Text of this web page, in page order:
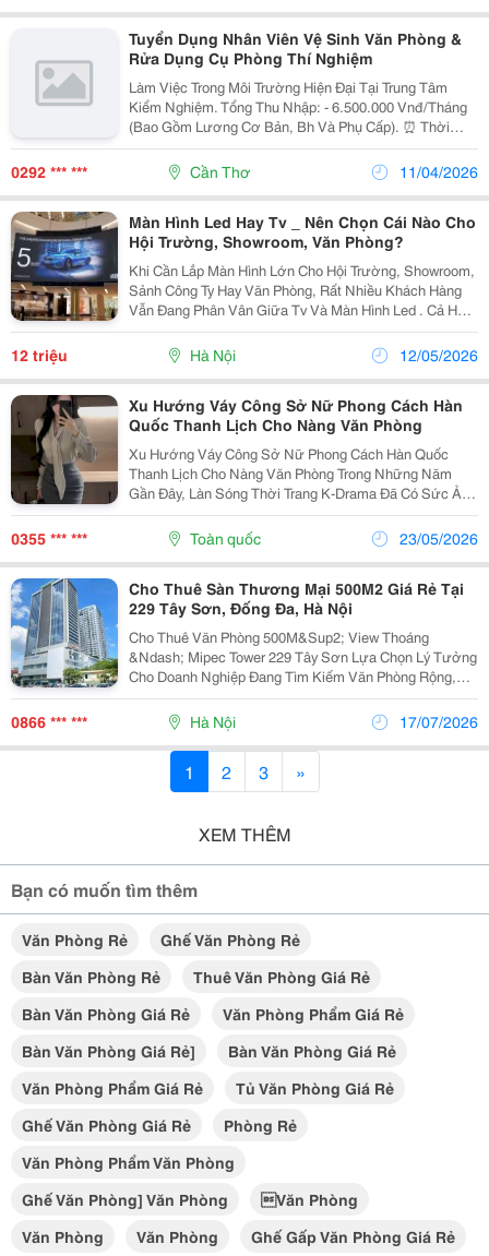
Tuyển Dụng Nhân Viên Vệ Sinh Văn Phòng &
Rửa Dụng Cụ Phòng Thí Nghiệm
Làm Việc Trong Môi Trường Hiện Đại Tại Trung Tâm
Kiểm Nghiệm. Tổng Thu Nhập: - 6.500.000 Vnđ/Tháng
(Bao Gồm Lương Cơ Bản, Bh Và Phụ Cấp). ⏰ Thời
Gian: - Thứ 2 &Ndash; Thứ 6 (7H30 &Ndash; 17H00). -
Thứ 7 (7H30 &Ndash; 11H30). - Nghỉ Cn Và...
0292 *** *** Cần Thơ 11/04/2026
Màn Hình Led Hay Tv _ Nên Chọn Cái Nào Cho
Hội Trường, Showroom, Văn Phòng?
Khi Cần Lắp Màn Hình Lớn Cho Hội Trường, Showroom,
Sảnh Công Ty Hay Văn Phòng, Rất Nhiều Khách Hàng
Vẫn Đang Phân Vân Giữa Tv Và Màn Hình Led . Cả Hai
Đều Hiển Thị Được Hình Ảnh, Nhưng Thực Tế Sử Dụng
Lại Khác Nhau Hoàn Toàn. Dưới Đây Là So Sánh...
12 triệu Hà Nội 12/05/2026
Xu Hướng Váy Công Sở Nữ Phong Cách Hàn
Quốc Thanh Lịch Cho Nàng Văn Phòng
Xu Hướng Váy Công Sở Nữ Phong Cách Hàn Quốc
Thanh Lịch Cho Nàng Văn Phòng Trong Những Năm
Gần Đây, Làn Sóng Thời Trang K-Drama Đã Có Sức Ảnh
Hưởng Mạnh Mẽ Đến Tư Duy Ăn Mặc Của Phái Đẹp,
Đặc Biệt Là Các Cô Nàng Văn Phòng. Rũ Bỏ Hoàn Toàn
Định Kiến...
0355 *** *** Toàn quốc 23/05/2026
Cho Thuê Sàn Thương Mại 500M2 Giá Rẻ Tại
229 Tây Sơn, Đống Đa, Hà Nội
Cho Thuê Văn Phòng 500M&Sup2; View Thoáng
&Ndash; Mipec Tower 229 Tây Sơn Lựa Chọn Lý Tưởng
Cho Doanh Nghiệp Đang Tìm Kiếm Văn Phòng Rộng,
Chuyên Nghiệp Tại Trung Tâm Quận Đống Đa. ✅ Diện
Tích: 500M&Sup2; &Ndash; Mặt Bằng Vuông Vắn, Dễ
Bố Trí...
0866 *** *** Hà Nội 17/07/2026
1 2 3 »
XEM THÊM
Bạn có muốn tìm thêm
Văn Phòng Rẻ
Ghế Văn Phòng Rẻ
Bàn Văn Phòng Rẻ
Thuê Văn Phòng Giá Rẻ
Bàn Văn Phòng Giá Rẻ
Văn Phòng Phẩm Giá Rẻ
Bàn Văn Phòng Giá Rẻ]
Bàn Văn Phòng Giá Rẻ
Văn Phòng Phẩm Giá Rẻ
Tủ Văn Phòng Giá Rẻ
Ghế Văn Phòng Giá Rẻ
Phòng Rẻ
Văn Phòng Phẩm Văn Phòng
Ghế Văn Phòng] Văn Phòng
văn Phòng
Văn Phòng
Văn Phòng Ghế Gấp Văn Phòng Giá Rẻ